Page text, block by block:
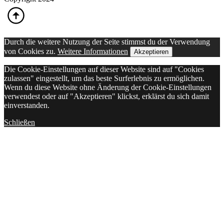
Durch die weitere Nutzung der Seite stimmst du der Verwendung
von Cookies zu. Weitere Informationen Akzeptieren
Die Cookie-Einstellungen auf dieser Website sind auf "Cookies
zulassen" eingestellt, um das beste Surferlebnis zu ermöglichen.
Wenn du diese Website ohne Änderung der Cookie-Einstellungen
verwendest oder auf "Akzeptieren" klickst, erklärst du sich damit
einverstanden.
Schließen